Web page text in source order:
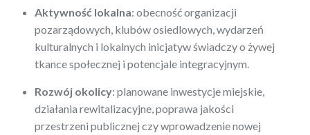
Aktywność lokalna: obecność organizacji
pozarządowych, klubów osiedlowych, wydarzeń
kulturalnych i lokalnych inicjatyw świadczy o żywej
tkance społecznej i potencjale integracyjnym.
Rozwój okolicy: planowane inwestycje miejskie,
działania rewitalizacyjne, poprawa jakości
przestrzeni publicznej czy wprowadzenie nowej